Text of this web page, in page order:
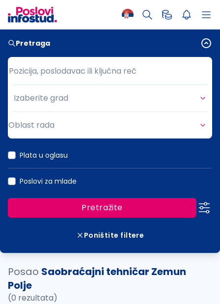
Pretraga
Pozicija, poslodavac ili ključna reč
Pozicija, poslodavac ili ključna reč
Grad
Izaberite grad
Oblast rada
Plata u oglasu
Poslovi za mlade
Pretražite
Poništite filtere
Posao Saobraćajni tehničar Zemun
Polje
(0 rezultata)